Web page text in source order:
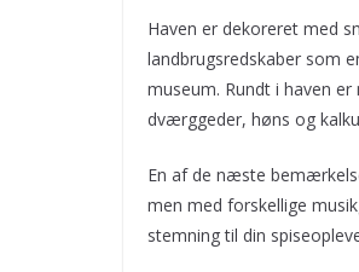
Haven er dekoreret med
landbrugsredskaber som
museum. Rundt i haven
dværggeder, høns og
En af de næste
men med forskellige
stemning til din